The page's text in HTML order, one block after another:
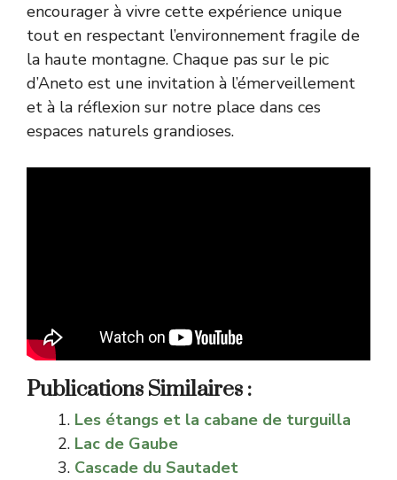
encourager à vivre cette expérience unique
tout en respectant l’environnement fragile de
la haute montagne. Chaque pas sur le pic
d’Aneto est une invitation à l’émerveillement
et à la réflexion sur notre place dans ces
espaces naturels grandioses.
Publications Similaires :
Les étangs et la cabane de turguilla
Lac de Gaube
Cascade du Sautadet